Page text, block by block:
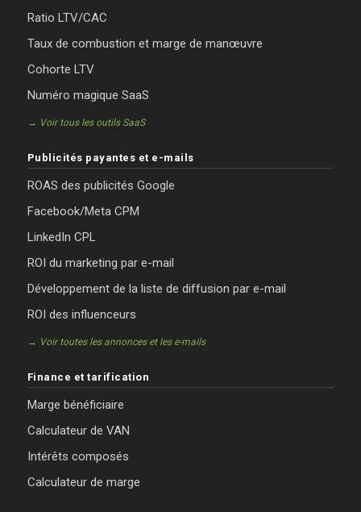
Ratio LTV/CAC
Taux de combustion et marge de manœuvre
Cohorte LTV
Numéro magique SaaS
→ Voir tous les outils SaaS
Publicités payantes et e-mails
ROAS des publicités Google
Facebook/Meta CPM
LinkedIn CPL
ROI du marketing par e-mail
Développement de la liste de diffusion par e-mail
ROI des influenceurs
→ Voir toutes les annonces et les e-mails
Finance et tarification
Marge bénéficiaire
Calculateur de VAN
Intérêts composés
Calculateur de marge